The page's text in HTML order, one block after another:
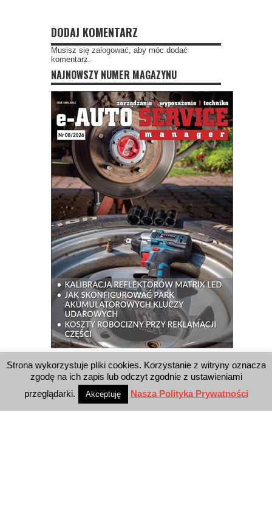
DODAJ KOMENTARZ
Musisz się zalogować, aby móc dodać
komentarz.
NAJNOWSZY NUMER MAGAZYNU
WYSZUKIWARKA
Strona wykorzystuje pliki cookies. Korzystanie z witryny oznacza
zgodę na ich zapis lub odczyt zgodnie z ustawieniami
przeglądarki.
Akceptuję Nasza Polityka Prywatności